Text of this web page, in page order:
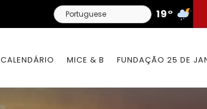
19°
CALENDÁRIO MICE & B FUNDAÇÃO 25 DE